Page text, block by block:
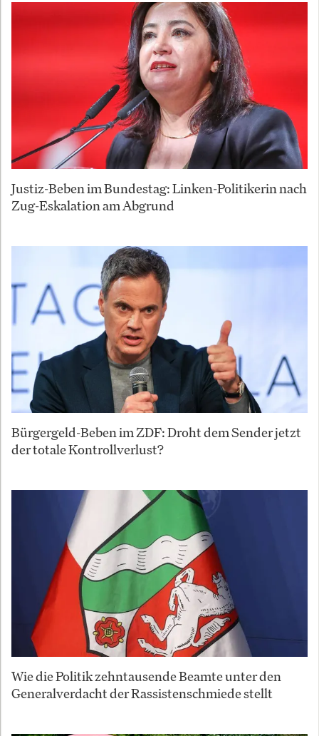
Justiz-Beben im Bundestag: Linken-Politikerin nach
Zug-Eskalation am Abgrund
Bürgergeld-Beben im ZDF: Droht dem Sender jetzt
der totale Kontrollverlust?
Wie die Politik zehntausende Beamte unter den
Generalverdacht der Rassistenschmiede stellt